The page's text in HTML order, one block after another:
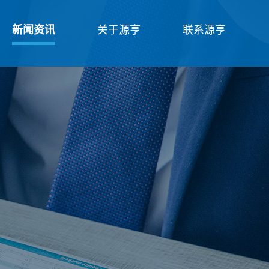
新闻资讯 关于源亨 联系源亨